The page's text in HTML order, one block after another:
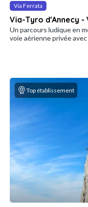
Via Ferrata
Via-Tyro d'Annecy
Un parcours ludique en
voie aérienne privée
Top établissement